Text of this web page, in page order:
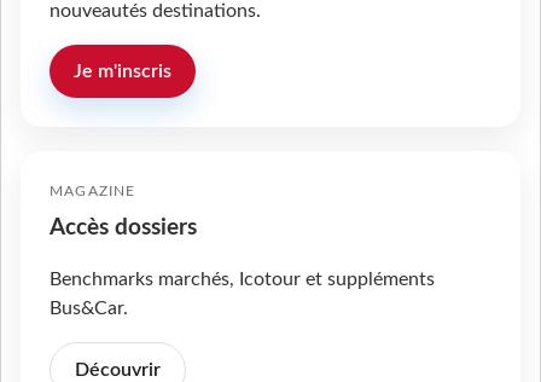
nouveautés destinations.
Je m'inscris
MAGAZINE
Accès dossiers
Benchmarks marchés, Icotour et suppléments
Bus&Car.
Découvrir